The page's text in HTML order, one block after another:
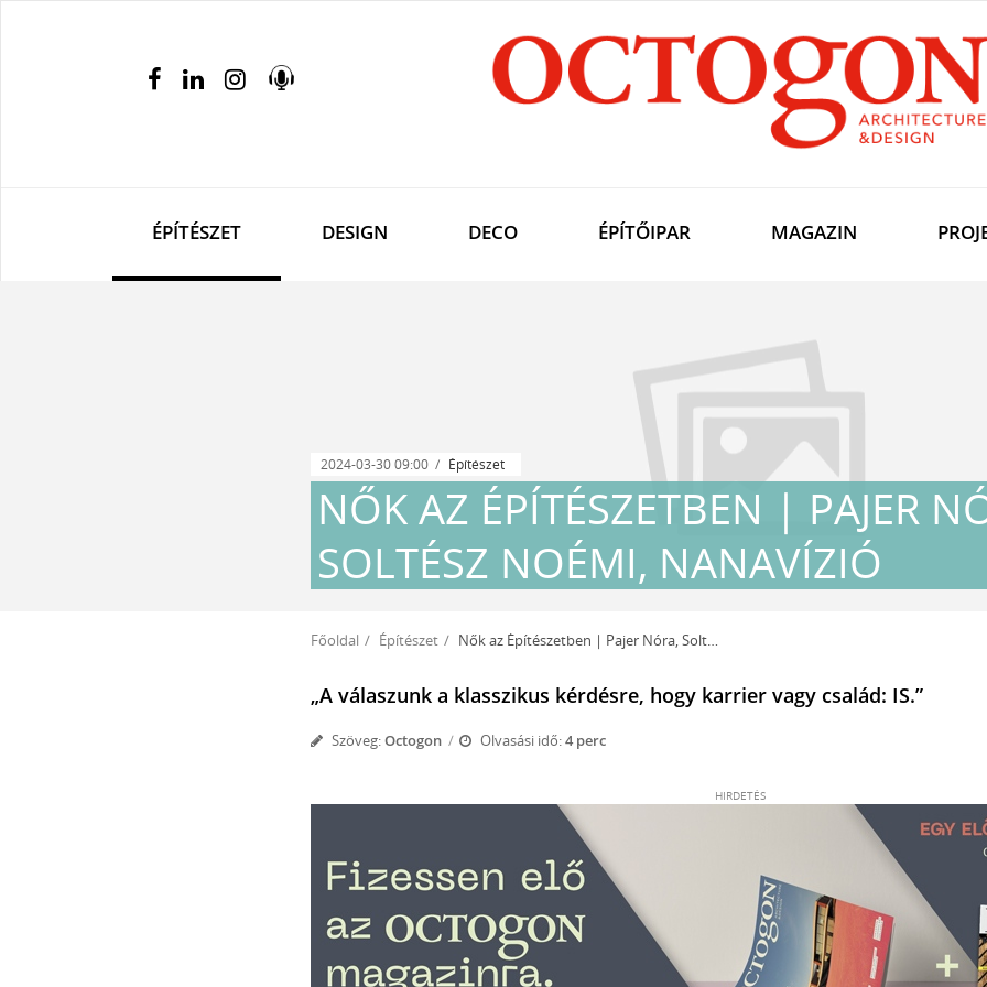
ÉPÍTÉSZET DESIGN DECO ÉPÍTŐIPAR MAGAZIN
2024-03-30 09:00 Építészet
NŐK AZ ÉPÍTÉSZETBEN | PAJER
SOLTÉSZ NOÉMI, NANAVÍZIÓ
Főoldal Építészet Nők az Építészetben | Pajer Nóra, Soltész Noémi, Nanavízió
„A válaszunk a klasszikus kérdésre, hogy karrier vagy család: IS.”
Szöveg:Octogon Olvasási idő:4 perc
HIRDETÉS